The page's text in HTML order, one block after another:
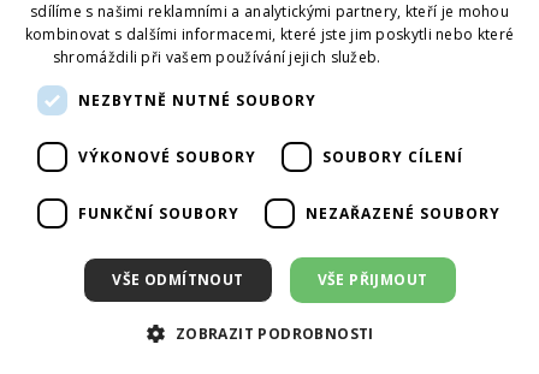
sdílíme s našimi reklamními a analytickými partnery, kteří je mohou
kombinovat s dalšími informacemi, které jste jim poskytli nebo které
shromáždili při vašem používání jejich služeb.
NEZBYTNĚ NUTNÉ SOUBORY
VÝKONOVÉ SOUBORY SOUBORY CÍLENÍ
FUNKČNÍ SOUBORY NEZAŘAZENÉ SOUBORY
VŠE PŘIJMOUT
VŠE ODMÍTNOUT
ZOBRAZIT PODROBNOSTI